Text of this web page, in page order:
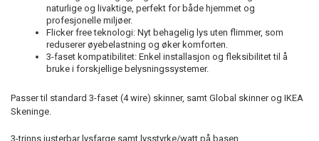
naturlige og livaktige, perfekt for både hjemmet og
profesjonelle miljøer.
Flicker free teknologi: Nyt behagelig lys uten flimmer, som
reduserer øyebelastning og øker komforten.
3-faset kompatibilitet: Enkel installasjon og fleksibilitet til å
bruke i forskjellige belysningssystemer.
Passer til standard 3-faset (4 wire) skinner, samt Global skinner og IKEA
Skeninge.
3-trinns justerbar lysfarge samt lysstyrke/watt på basen.